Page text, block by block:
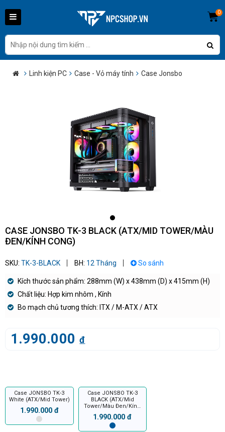
0
Linh kiện PC Case - Vỏ máy tính Case Jonsbo
CASE JONSBO TK-3 BLACK (ATX/MID TOWER/MÀU
ĐEN/KÍNH CONG)
SKU: TK-3-BLACK BH: 12 Tháng So sánh
Kích thước sản phẩm: 288mm (W) x 438mm (D) x 415mm (H)
Chất liệu: Hợp kim nhôm , Kính
Bo mạch chủ tương thích: ITX / M-ATX / ATX
1.990.000 đ
Case JONSBO TK-3
White (ATX/Mid Tower)
1.990.000 đ
Case JONSBO TK-3
BLACK (ATX/Mid
Tower/Màu Đen/Kính
Cong)
1.990.000 đ